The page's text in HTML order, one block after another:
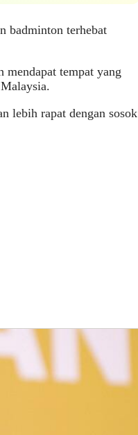
badminton terhebat
mendapat tempat yang
lebih rapat dengan sosok